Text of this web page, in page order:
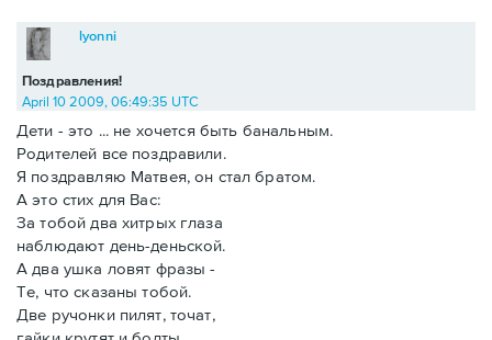
Поздравления!
lyonni
April 10 2009, 06:49:35 UTC
Дети - это ... не хочется быть банальным.
Родителей все поздравили.
Я поздравляю Матвея, он стал братом.
А это стих для Вас:
За тобой два хитрых глаза
наблюдают день-деньской.
А два ушка ловят фразы -
Те, что сказаны тобой.
Две ручонки пилят, точат,